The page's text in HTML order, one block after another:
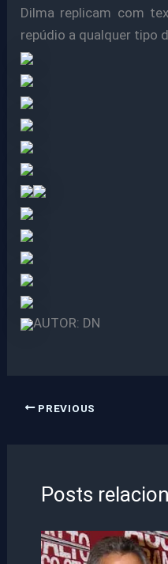
Dilma replicam com
repúdio a qualquer tipo
AUTOR: DN
PREVIOUS
Posts